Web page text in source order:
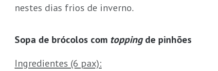
nestes dias frios de inverno.
Sopa de brócolos com toppingde pinhões
Ingredientes (6 pax):